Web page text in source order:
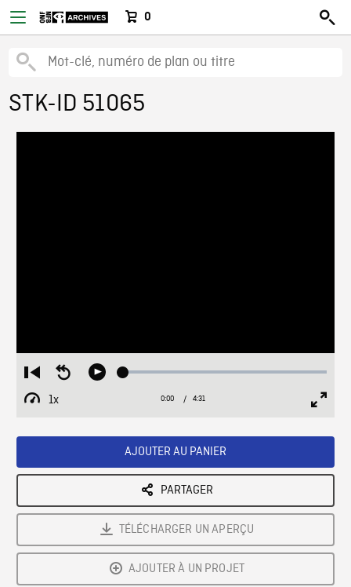
0
STK-ID 51065
Restart
from
beginning
Seek
Play Loaded:
1x
Playback
Current
0:00 / Duration
4:31
AJOUTER AU PANIER
PARTAGER
TÉLÉCHARGER UN APERÇU
AJOUTER À UN PROJET